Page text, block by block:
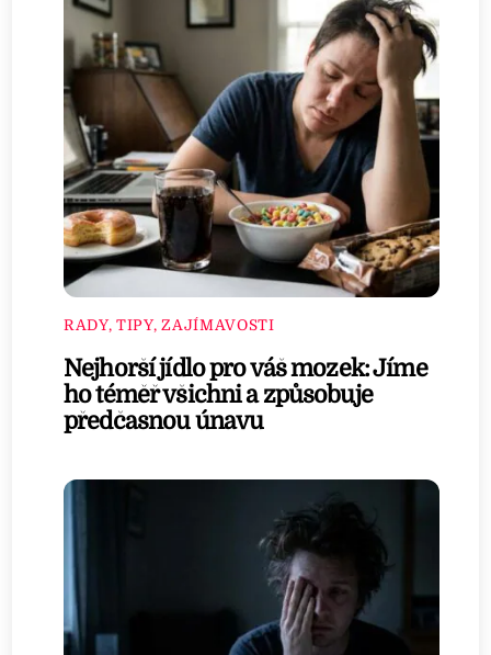
RADY, TIPY, ZAJÍMAVOSTI
Nejhorší jídlo pro váš mozek: Jíme
ho téměř všichni a způsobuje
předčasnou únavu